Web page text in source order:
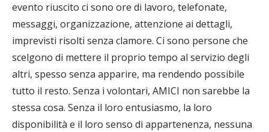
evento riuscito ci sono ore di lavoro, telefonate,
messaggi, organizzazione, attenzione ai dettagli,
imprevisti risolti senza clamore. Ci sono persone che
scelgono di mettere il proprio tempo al servizio degli
altri, spesso senza apparire, ma rendendo possibile
tutto il resto. Senza i volontari, AMICI non sarebbe la
stessa cosa. Senza il loro entusiasmo, la loro
disponibilità e il loro senso di appartenenza, nessuna